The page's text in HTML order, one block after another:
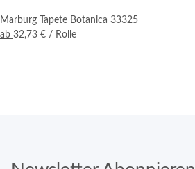
Marburg Tapete Botanica 33325
ab 32,73 € / Rolle